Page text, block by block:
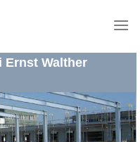
Ernst Walther